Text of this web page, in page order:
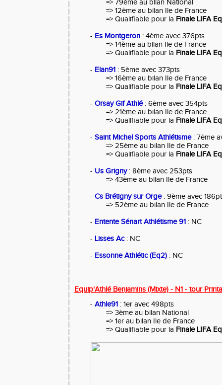
=> 79ème au bilan National
=> 12ème au bilan Ile de France
=> Qualifiable pour la Finale LIFA
- Es Montgeron : 4ème avec 376pts
=> 14ème au bilan Ile de France
=> Qualifiable pour la Finale LIFA
- Elan91 : 5ème avec 373pts
=> 16ème au bilan Ile de France
=> Qualifiable pour la Finale LIFA
- Orsay Gif Athlé: 6ème avec 354pts
=> 21ème au bilan Ile de France
=> Qualifiable pour la Finale LIFA
- Saint Michel Sports Athlétisme: 7ème
=> 25ème au bilan Ile de France
=> Qualifiable pour la Finale LIFA
- Us Grigny: 8ème avec 253pts
=> 43ème au bilan Ile de France
- Cs Brétigny sur Orge: 9ème avec
=> 52ème au bilan Ile de France
- Entente Sénart Athlétisme 91 : NC
- Lisses Ac : NC
- Essonne Athlétic (Eq2) : NC
Equip'Athlé Benjamins (Mixte) - N1 - tour
- Athle91 : 1er avec 498pts
=> 3ème au bilan National
=> 1er au bilan Ile de France
=> Qualifiable pour la Finale LIFA